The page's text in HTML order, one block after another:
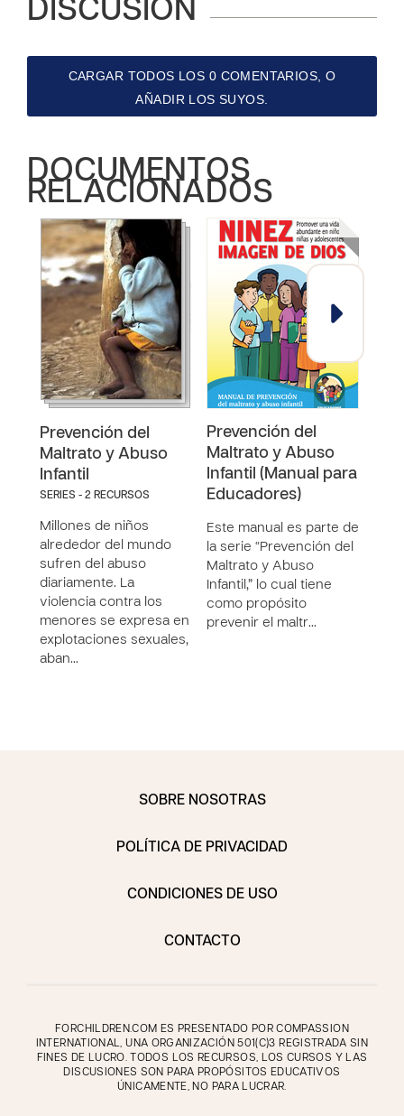
DISCUSIÓN
CARGAR TODOS LOS 0 COMENTARIOS, O
AÑADIR LOS SUYOS.
DOCUMENTOS
RELACIONADOS
Prevención del
Maltrato y Abuso
Infantil
SERIES - 2 RECURSOS
Millones de niños
alrededor del mundo
sufren del abuso
diariamente. La
violencia contra los
menores se expresa en
explotaciones sexuales,
aban…
Prevención del
Maltrato y Abuso
Infantil (Manual para
Educadores)
Este manual es parte de
la serie “Prevención del
Maltrato y Abuso
Infantil,” lo cual tiene
como propósito
prevenir el maltr…
SOBRE NOSOTRAS
POLÍTICA DE PRIVACIDAD
CONDICIONES DE USO
CONTACTO
FORCHILDREN.COM ES PRESENTADO POR COMPASSION
INTERNATIONAL, UNA ORGANIZACIÓN 501(C)3 REGISTRADA SIN
FINES DE LUCRO. TODOS LOS RECURSOS, LOS CURSOS Y LAS
DISCUSIONES SON PARA PROPÓSITOS EDUCATIVOS
ÚNICAMENTE, NO PARA LUCRAR.